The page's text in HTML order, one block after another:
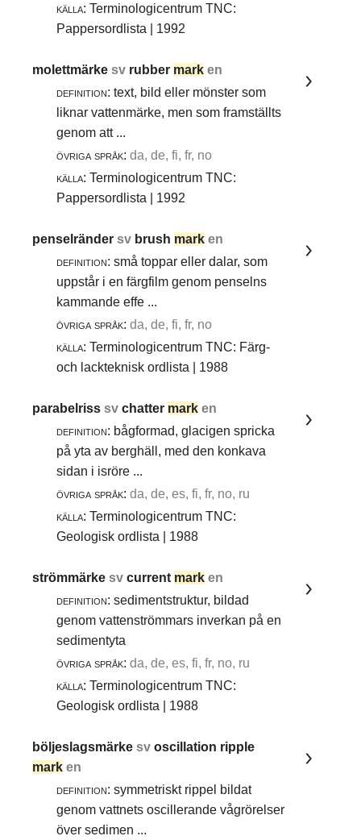
källa: Terminologicentrum TNC:
Pappersordlista | 1992
molettmärkesv rubber mark en
definition: text, bild eller mönster som
liknar vattenmärke, men som framställts
genom att ...
övriga språk: da, de, fi, fr, no
källa: Terminologicentrum TNC:
Pappersordlista | 1992
penselrändersv brush mark en
definition: små toppar eller dalar, som
uppstår i en färgfilm genom penselns
kammande effe ...
övriga språk: da, de, fi, fr, no
källa: Terminologicentrum TNC: Färg-
och lackteknisk ordlista | 1988
parabelrisssvchatter mark en
definition: bågformad, glacigen spricka
på yta av berghäll, med den konkava
sidan i isröre ...
övriga språk: da, de, es, fi, fr, no, ru
källa: Terminologicentrum TNC:
Geologisk ordlista | 1988
strömmärkesvcurrent mark en
definition: sedimentstruktur, bildad
genom vattenströmmars inverkan på en
sedimentyta
övriga språk: da, de, es, fi, fr, no, ru
källa: Terminologicentrum TNC:
Geologisk ordlista | 1988
böljeslagsmärkesvoscillation ripple
mark en
definition: symmetriskt rippel bildat
genom vattnets oscillerande vågrörelser
över sedimen ...